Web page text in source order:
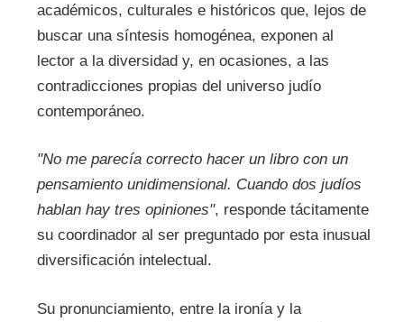
académicos, culturales e históricos que, lejos de
buscar una síntesis homogénea, exponen al
lector a la diversidad y, en ocasiones, a las
contradicciones propias del universo judío
contemporáneo.
"No me parecía correcto hacer un libro con un
pensamiento unidimensional. Cuando dos judíos
hablan hay tres opiniones", responde tácitamente
su coordinador al ser preguntado por esta inusual
diversificación intelectual.
Su pronunciamiento, entre la ironía y la